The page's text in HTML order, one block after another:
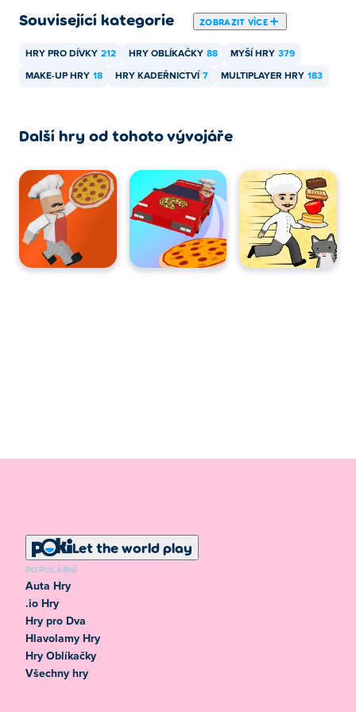
Související kategorie ZOBRAZIT VÍCE
HRY PRO DÍVKY 212 HRY OBLÍKAČKY 88 MYŠÍ HRY 379
MAKE-UP HRY 18 HRY KADEŘNICTVÍ 7 MULTIPLAYER HRY 183
Další hry od tohoto vývojáře
Let the world play
POPULÁRNÍ
Auta Hry
.io Hry
Hry pro Dva
Hlavolamy Hry
Hry Oblíkačky
Všechny hry